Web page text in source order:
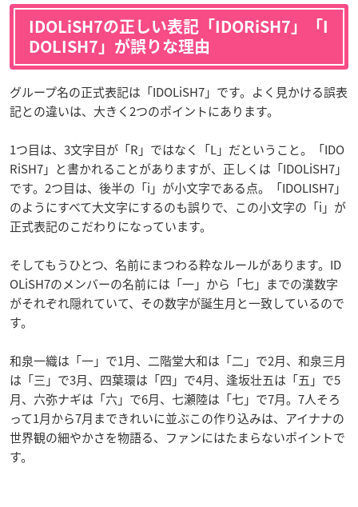
IDOLiSH7の正しい表記「IDORiSH7」「I
DOLISH7」が誤りな理由
グループ名の正式表記は「IDOLiSH7」です。よく見かける誤表
記との違いは、大きく2つのポイントにあります。
1つ目は、3文字目が「R」ではなく「L」だということ。「IDO
RiSH7」と書かれることがありますが、正しくは「IDOLiSH7」
です。2つ目は、後半の「i」が小文字である点。「IDOLISH7」
のようにすべて大文字にするのも誤りで、この小文字の「i」が
正式表記のこだわりになっています。
そしてもうひとつ、名前にまつわる粋なルールがあります。ID
OLiSH7のメンバーの名前には「一」から「七」までの漢数字
がそれぞれ隠れていて、その数字が誕生月と一致しているので
す。
和泉一織は「一」で1月、二階堂大和は「二」で2月、和泉三月
は「三」で3月、四葉環は「四」で4月、逢坂壮五は「五」で5
月、六弥ナギは「六」で6月、七瀬陸は「七」で7月。7人そろ
って1月から7月まできれいに並ぶこの作り込みは、アイナナの
世界観の細やかさを物語る、ファンにはたまらないポイントで
す。